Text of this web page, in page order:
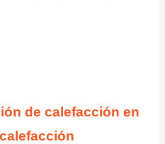
de calefacción en